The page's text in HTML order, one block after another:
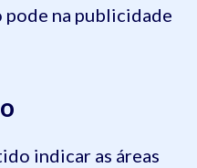
pode na publicidade
indicar as áreas